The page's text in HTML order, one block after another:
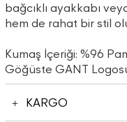
bağcıklı ayakkabı
hem de rahat bir stil
Kumaş İçeriği: %96
Göğüste GANT
KARGO